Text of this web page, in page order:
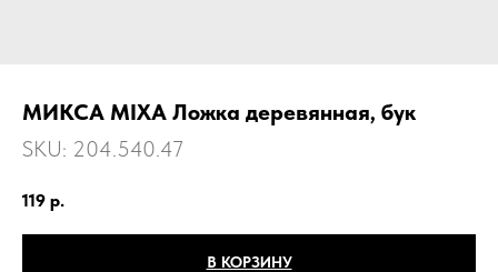
МИКСА MIXA Ложка деревянная, бук
SKU: 204.540.47
119 р.
В КОРЗИНУ